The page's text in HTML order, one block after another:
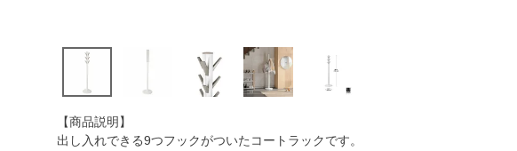
【商品説明】
出し入れできる9つフックがついたコートラックです。